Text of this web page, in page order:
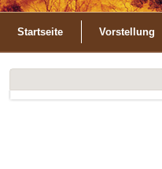
Startseite Vorstellung